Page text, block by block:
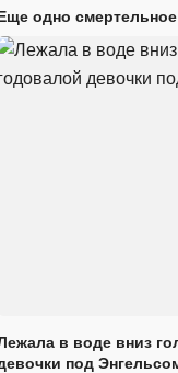
одно
в воде вниз
под